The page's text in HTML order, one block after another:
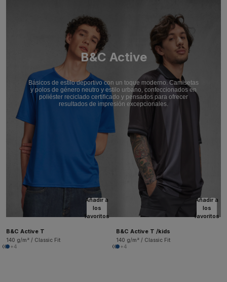
B&C Active
Básicos de estilo deportivo con un toque moderno. Camisetas
y polos de género neutro y estilo urbano, confeccionados en
poliéster reciclado certificado y pensados para ofrecer
resultados de impresión excepcionales.
Añadir a
los
favoritos
B&C Active T
140 g/m² / Classic Fit
+4
Añadir a
los
favoritos
B&C Active T /kids
140 g/m² / Classic Fit
+4